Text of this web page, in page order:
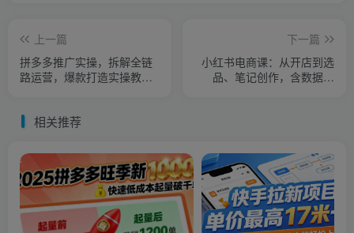
上一篇
拼多多推广实操，拆解全链
路运营，爆款打造实操教
下一篇
小红书电商课：从开店到选
品、笔记创作，含数据分
相关推荐